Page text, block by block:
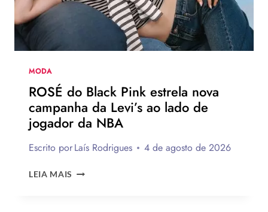
AO
MODA
ROSÉ do Black Pink estrela nova
campanha da Levi’s ao lado de
jogador da NBA
Escrito porLaís Rodrigues 4 de agosto de 2026
LEIA MAIS ROSÉ